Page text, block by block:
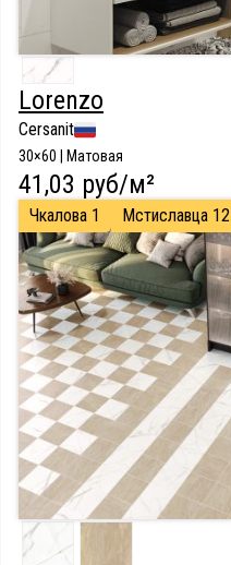
Lorenzo
Cersanit
30×60 | Матовая
41,03 руб/м²
Чкалова 1 Мстиславца 12